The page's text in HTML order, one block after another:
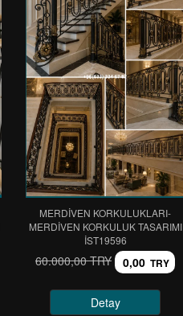
MERDİVEN KORKULUKLARI-
MERDİVEN KORKULUK TASARIMI
IST19596
60.000,00 TRY 0,00 TRY
Detay